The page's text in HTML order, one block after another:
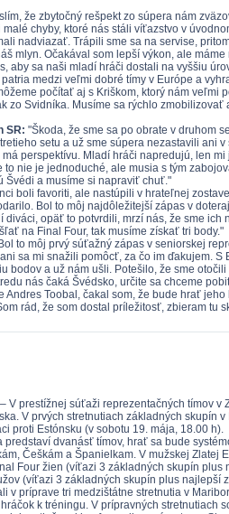
že zbytočný rešpekt zo súpera nám
chyby, ktoré nás stáli víťazstvo v
nadviazať. Trápili sme sa na servise,
mlyn. Očakával som lepší výkon, ale
aby sa naši mladí hráči dostali na vyššiu
medzi veľmi dobré tímy v Európe a
počítať aj s Kriškom, ktorý nám veľmi
zo Svidníka. Musíme sa rýchlo
SR: "Škoda, že sme sa po obrate v druhom
setu a už sme súpera nezastavili ani
perspektívu. Mladí hráči napredujú, len
to nie je jednoduché, ale musia s tým
Švédi a musíme si napraviť chuť."
boli favoriti, ale nastúpili v hrateľnej
Bol to môj najdôležitejší zápas v
diváci, opäť to potvrdili, mrzí nás, že sme
na Final Four, tak musíme získať tri body."
to môj prvý súťažný zápas v seniorskej
sa mi snažili pomôcť, za čo im ďakujem.
bodov a už nám ušli. Potešilo, že sme
nás čaká Švédsko, určite sa chceme
Toobal, čakal som, že bude hrať
rád, že som dostal príležitosť, zbieram tu
V prestížnej súťaži reprezentačných tímov
V prvých stretnutiach základných skupín
proti Estónsku (v sobotu 19. mája, 18.00 h).
dvanásť tímov, hrať sa bude
Češkám a Španielkam. V mužskej Zlatej
Four žien (víťazi 3 základných skupín
(víťazi 3 základných skupín plus najlepší
v príprave tri medzištátne stretnutia v
k tréningu. V prípravných stretnutiach